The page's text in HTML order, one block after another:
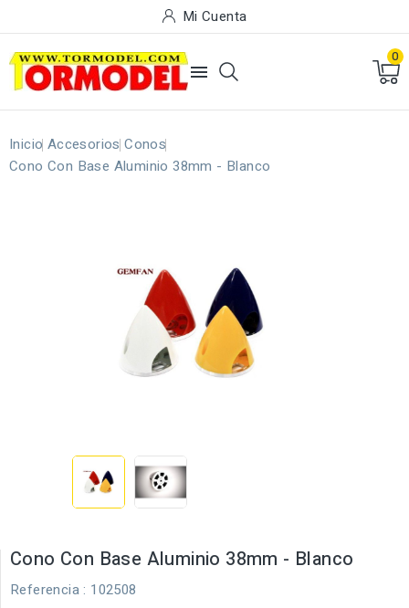
Mi Cuenta

0
Inicio Accesorios Conos
Cono Con Base Aluminio 38mm - Blanco
Cono Con Base Aluminio 38mm - Blanco
Referencia : 102508